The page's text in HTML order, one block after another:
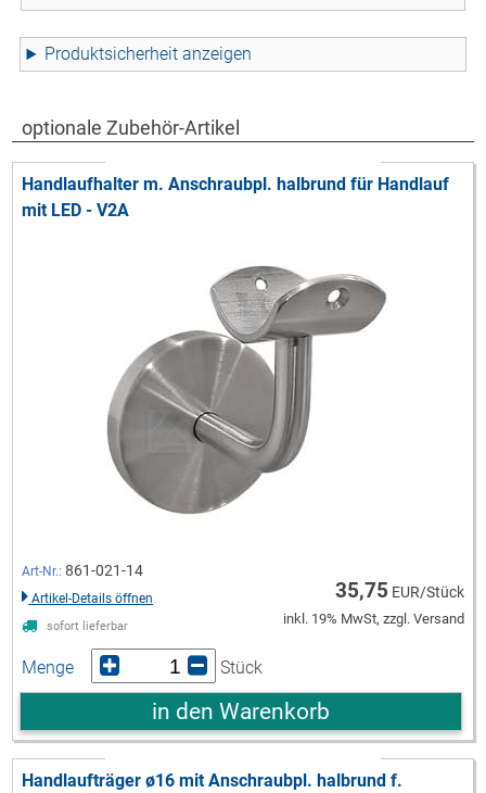
Produktsicherheit
optionale Zubehör-Artikel
Handlaufhalter m. Anschraubpl. halbrund für Handlauf
mit LED - V2A
Art-Nr.: 861-021-14
Artikel-Details öffnen
sofort lieferbar
35,75 EUR/Stück
inkl. 19% MwSt, zzgl. Versand
Menge Stück
in den Warenkorb
Handlaufträger ø16 mit Anschraubpl. halbrund f.